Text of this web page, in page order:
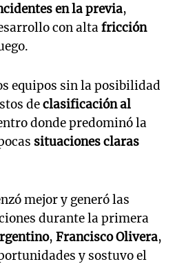
en la previa,
con altafricción
equipos sin la posibilidad
declasificación al
donde predominó la
situaciones claras
mejor y generó las
durante la primera
, Francisco Olivera,
y sostuvo el